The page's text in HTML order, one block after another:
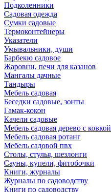
Подколенники
Садовая одежда
Сумки садовые
Термоконтейнеры
Указатели
Умывальники, души
Барбекю садовое
Жаровни, печи для казанов
Мангалы дачные
Тандыры
Мебель садовая
Беседки садовые, зонты
Гамак-кокон
Качели садовые
Мебель садовая дерево с ковкой
Мебель садовая ротанг
Мебель садовой пвх
Столы, стулья, шезлонги
Сауны, купели, фитобочки
Книги, журналы
Журналы по садоводству
Книги по садоводству